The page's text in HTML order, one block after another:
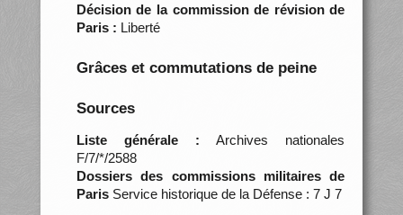
Décision de la commission de révision de
Paris : Liberté
Grâces et commutations de peine
Sources
Liste générale : Archives nationales
F/7/*/2588
Dossiers des commissions militaires de
ParisService historique de la Défense : 7 J 7